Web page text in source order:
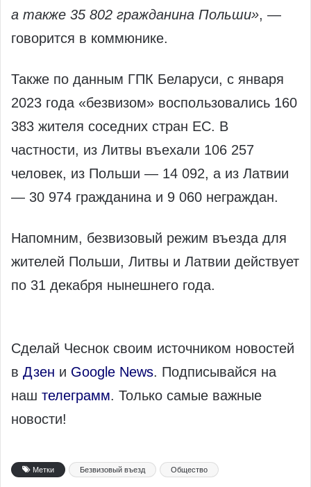
а также 35 802 гражданина Польши», —
говорится в коммюнике.
Также по данным ГПК Беларуси, с января
2023 года «безвизом» воспользовались 160
383 жителя соседних стран ЕС. В
частности, из Литвы въехали 106 257
человек, из Польши — 14 092, а из Латвии
— 30 974 гражданина и 9 060 неграждан.
Напомним, безвизовый режим въезда для
жителей Польши, Литвы и Латвии действует
по 31 декабря нынешнего года.
Сделай Чеснок своим источником новостей
в Дзен и Google News. Подписывайся на
наш телеграмм. Только самые важные
новости!
Метки Безвизовый въезд Общество